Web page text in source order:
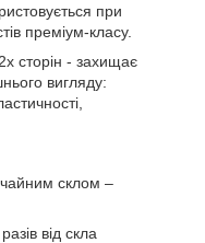
при
преміум-класу.
сторін - захищає
вигляду:
склом –
від скла